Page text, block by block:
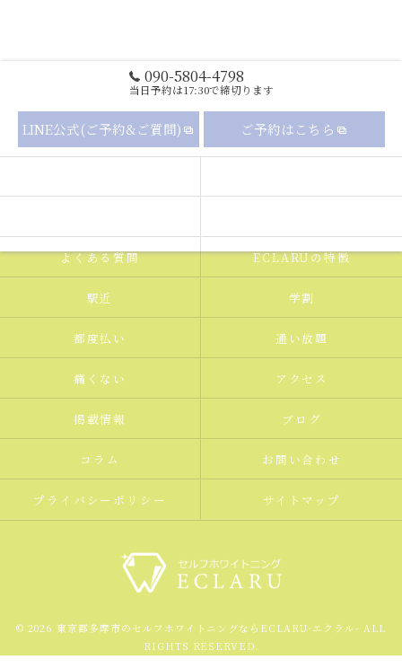
090-5804-4798
当日予約は17:30で締切ります
LINE公式(ご予約&ご質問) ご予約はこちら
よくある質問 ECLARUの特徴
駅近 学割
都度払い 通い放題
痛くない アクセス
掲載情報 ブログ
コラム お問い合わせ
プライバシーポリシー サイトマップ
© 2026 東京都多摩市のセルフホワイトニングならECLARU-エクラル- ALL
RIGHTS RESERVED.